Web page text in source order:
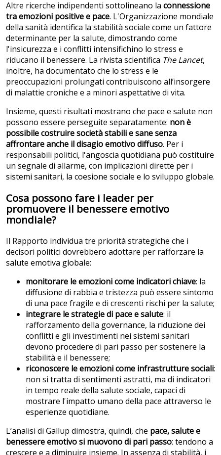
Altre ricerche indipendenti sottolineano la connessione
tra emozioni positive e pace. L'Organizzazione mondiale
della sanità identifica la stabilità sociale come un fattore
determinante per la salute, dimostrando come
l'insicurezza e i conflitti intensifichino lo stress e
riducano il benessere. La rivista scientifica The Lancet,
inoltre, ha documentato che lo stress e le
preoccupazioni prolungati contribuiscono all’insorgere
di malattie croniche e a minori aspettative di vita.
Insieme, questi risultati mostrano che pace e salute non
possono essere perseguite separatamente: non è
possibile costruire società stabili e sane senza
affrontare anche il disagio emotivo diffuso. Per i
responsabili politici, l'angoscia quotidiana può costituire
un segnale di allarme, con implicazioni dirette per i
sistemi sanitari, la coesione sociale e lo sviluppo globale.
Cosa possono fare i leader per
promuovere il benessere emotivo
mondiale?
Il Rapporto individua tre priorità strategiche che i
decisori politici dovrebbero adottare per rafforzare la
salute emotiva globale:
monitorare le emozioni come indicatori chiave: la
diffusione di rabbia e tristezza può essere sintomo
di una pace fragile e di crescenti rischi per la salute;
integrare le strategie di pace e salute: il
rafforzamento della governance, la riduzione dei
conflitti e gli investimenti nei sistemi sanitari
devono procedere di pari passo per sostenere la
stabilità e il benessere;
riconoscere le emozioni come infrastrutture sociali:
non si tratta di sentimenti astratti, ma di indicatori
in tempo reale della salute sociale, capaci di
mostrare l'impatto umano della pace attraverso le
esperienze quotidiane.
L’analisi di Gallup dimostra, quindi, che pace, salute e
benessere emotivo si muovono di pari passo: tendono a
crescere e a diminuire insieme. In assenza di stabilità, i